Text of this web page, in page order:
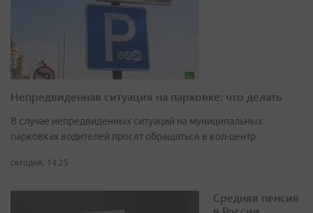
Непредвиденная ситуация на парковке: что делать
В случае непредвиденных ситуаций на муниципальных
парковках водителей просят обращаться в кол-центр
сегодня, 14:25
Средняя пенсия